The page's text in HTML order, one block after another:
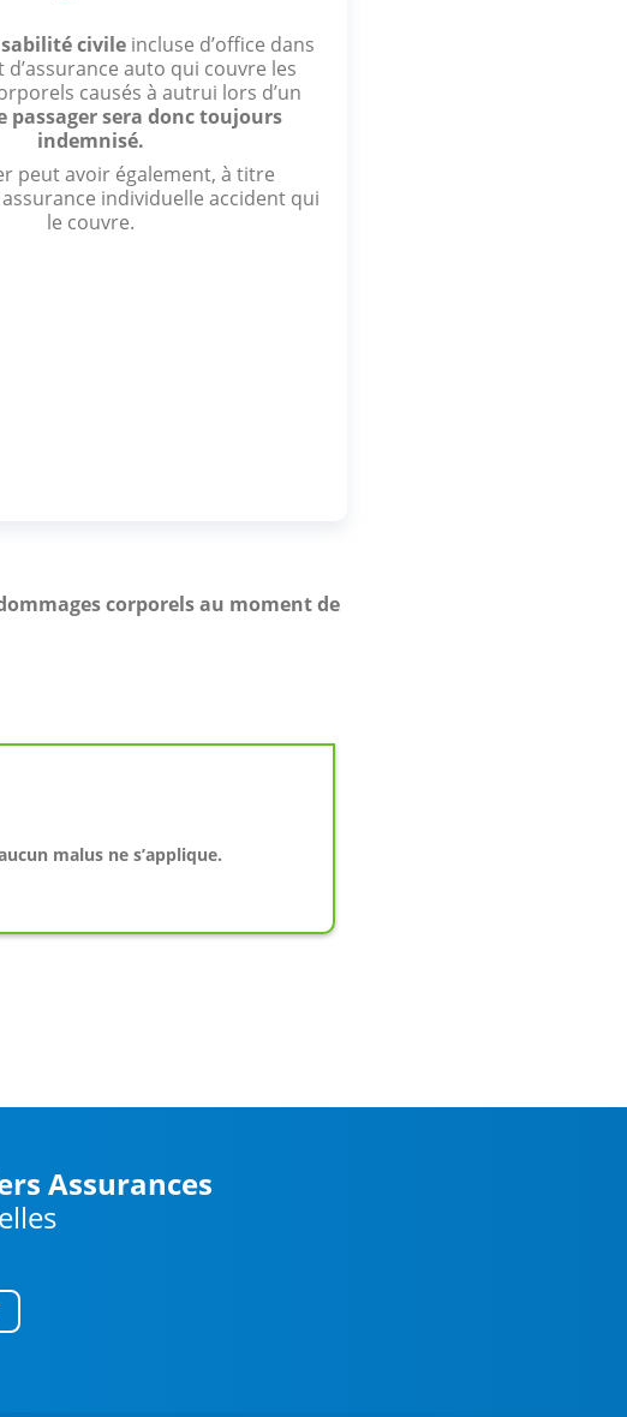
civileincluse d’office dans
auto qui couvre les
causés à autrui lors d’un
passager sera donc toujours
indemnisé.
peut avoir également, à titre
individuelle accident qui
le couvre.
corporels au moment de
malus ne s’applique.
Assurances